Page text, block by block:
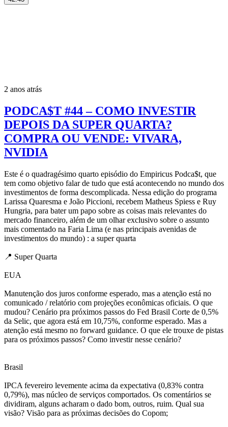
2 anos atrás
PODCA$T #44 – COMO INVESTIR
DEPOIS DA SUPER QUARTA?
COMPRA OU VENDE: VIVARA,
NVIDIA
Este é o quadragésimo quarto episódio do Empiricus Podca$t, que
tem como objetivo falar de tudo que está acontecendo no mundo dos
investimentos de forma descomplicada. Nessa edição do programa
Larissa Quaresma e João Piccioni, recebem Matheus Spiess e Ruy
Hungria, para bater um papo sobre as coisas mais relevantes do
mercado financeiro, além de um olhar exclusivo sobre o assunto
mais comentado na Faria Lima (e nas principais avenidas de
investimentos do mundo) : a super quarta
📍 Super Quarta
EUA
Manutenção dos juros conforme esperado, mas a atenção está no
comunicado / relatório com projeções econômicas oficiais. O que
mudou? Cenário pra próximos passos do Fed Brasil Corte de 0,5%
da Selic, que agora está em 10,75%, conforme esperado. Mas a
atenção está mesmo no forward guidance. O que ele trouxe de pistas
para os próximos passos? Como investir nesse cenário?
Brasil
IPCA fevereiro levemente acima da expectativa (0,83% contra
0,79%), mas núcleo de serviços comportados. Os comentários se
dividiram, alguns acharam o dado bom, outros, ruim. Qual sua
visão? Visão para as próximas decisões do Copom;